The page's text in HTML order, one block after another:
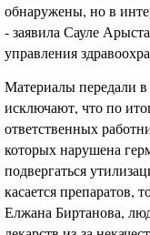
обнаружены, но в
- заявила Сауле
управления
Материалы передали
исключают, что по
ответственных
которых нарушена
подвергаться
касается препаратов,
Елжана Биртанова,